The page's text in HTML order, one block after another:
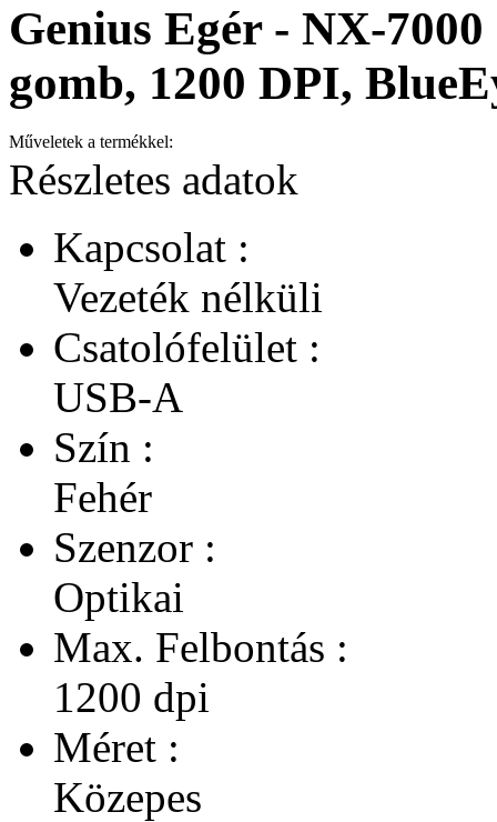
Genius Egér - NX-
gomb, 1200 DPI,
Műveletek a termékkel:
Részletes adatok
Kapcsolat :
Vezeték nélküli
Csatolófelület :
USB-A
Szín :
Fehér
Szenzor :
Optikai
Max. Felbontás :
1200 dpi
Méret :
Közepes